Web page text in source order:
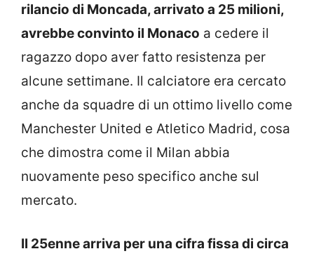
rilancio di Moncada, arrivato a 25 milioni,
avrebbe convinto il Monaco a cedere il
ragazzo dopo aver fatto resistenza per
alcune settimane. Il calciatore era cercato
anche da squadre di un ottimo livello come
Manchester United e Atletico Madrid, cosa
che dimostra come il Milan abbia
nuovamente peso specifico anche sul
mercato.
Il 25enne arriva per una cifra fissa di circa